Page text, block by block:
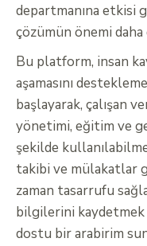
departmanına etkisi
çözümün önemi daha
Bu platform, insan
aşamasını
başlayarak, çalışan
yönetimi, eğitim ve
şekilde
takibi ve mülakatlar
zaman tasarrufu
bilgilerini kaydetmek
dostu bir arabirim